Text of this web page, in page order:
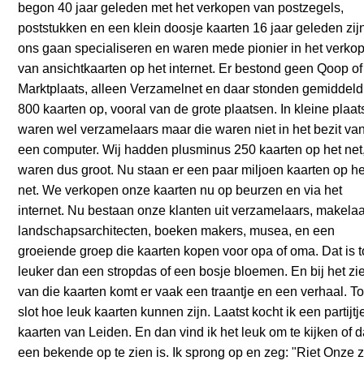
begon 40 jaar geleden met het verkopen van postzegels,
poststukken en een klein doosje kaarten 16 jaar geleden
ons gaan specialiseren en waren mede pionier in het
van ansichtkaarten op het internet. Er bestond geen Qoop of
Marktplaats, alleen Verzamelnet en daar stonden gemiddeld
800 kaarten op, vooral van de grote plaatsen. In kleine
waren wel verzamelaars maar die waren niet in het bezit
een computer. Wij hadden plusminus 250 kaarten op het
waren dus groot. Nu staan er een paar miljoen kaarten op
net. We verkopen onze kaarten nu op beurzen en via het
internet. Nu bestaan onze klanten uit verzamelaars,
landschapsarchitecten, boeken makers, musea, en een
groeiende groep die kaarten kopen voor opa of oma. Dat is
leuker dan een stropdas of een bosje bloemen. En bij het
van die kaarten komt er vaak een traantje en een verhaal.
slot hoe leuk kaarten kunnen zijn. Laatst kocht ik een
kaarten van Leiden. En dan vind ik het leuk om te kijken of
een bekende op te zien is. Ik sprong op en zeg: "Riet Onze